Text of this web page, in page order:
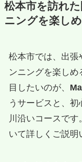
松本市を訪れ
ニングを楽し
松本市では、出張
ンニングを楽し
目したいのが、
うサービスと、
川沿いコースで
いて詳しくご説明